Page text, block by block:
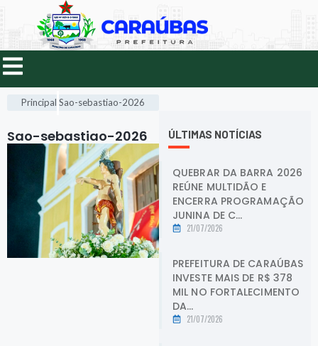
Principal Sao-sebastiao-2026
Sao-sebastiao-2026 ÚLTIMAS NOTÍCIAS
QUEBRAR DA BARRA 2026
REÚNE MULTIDÃO E
ENCERRA PROGRAMAÇÃO
JUNINA DE C...
21/07/2026
PREFEITURA DE CARAÚBAS
INVESTE MAIS DE R$ 378
MIL NO FORTALECIMENTO
DA...
21/07/2026